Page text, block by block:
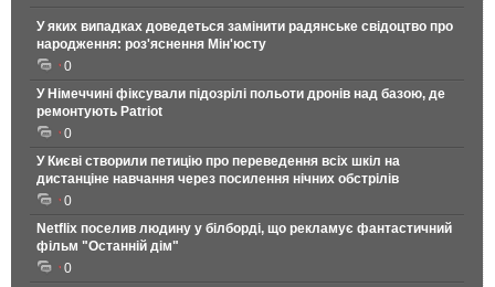
У яких випадках доведеться замінити радянське свідоцтво про
народження: роз'яснення Мін'юсту
0
У Німеччині фіксували підозрілі польоти дронів над базою, де
ремонтують Patriot
0
У Києві створили петицію про переведення всіх шкіл на
дистанціне навчання через посилення нічних обстрілів
0
Netflix поселив людину у білборді, що рекламує фантастичний
фільм "Останній дім"
0